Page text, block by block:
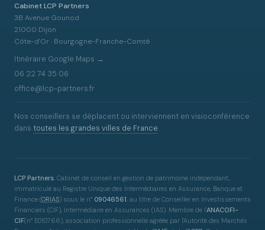
Cabinet LCP Partners
3B Avenue Gounod
21000 Dijon
Côte-d'Or · Bourgogne-Franche-Comté
Itinéraire Google Maps →
06 22 74 35 06
office@lcp-partners.fr
Nos conseillers se déplacent ou interviennent en visioconférence
dans toutes les grandes villes de France.
LCP Partners , Cabinet de conseil en gestion de patrimoine indépendant,
immatriculé au Registre Unique des Intermédiaires en Assurance, Banque et
Finance (ORIAS) sous le n° 09046561 , au titre de Conseiller en Investissements
Financiers (CIF), Intermédiaire en Assurances (IAS). Membre de l'ANACOFI-
CIF(n° E010766), association professionnelle agréée par l'Autorité des Marchés